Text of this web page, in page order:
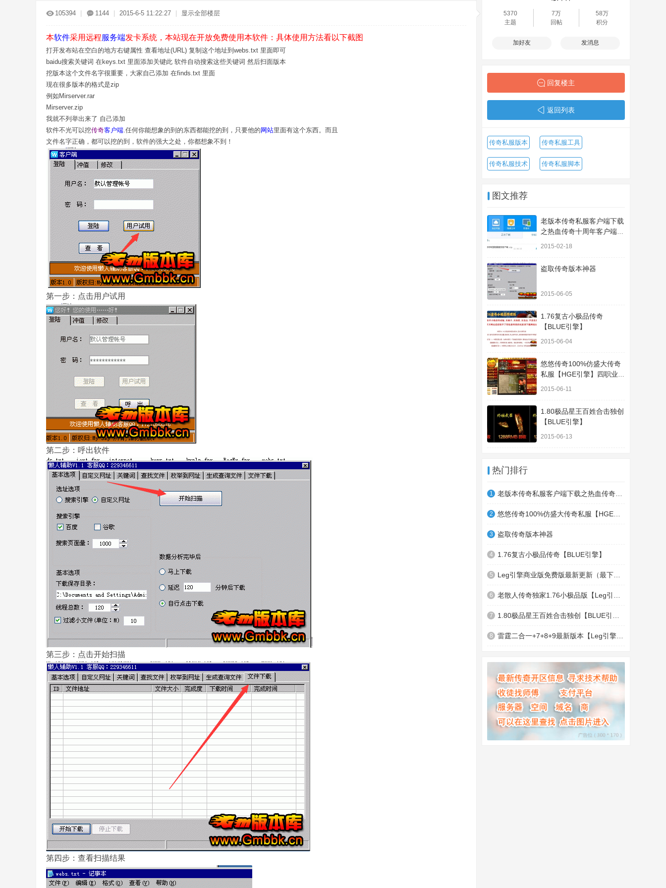
105394
1144 2015-6-5 11:22:27 显示全部楼层
本软件采用远程服务端发卡系统，本站现在开放免费使用本软件：具体使用方法看以下截图
打开发布站在空白的地方右键属性 查看地址(URL) 复制这个地址到webs.txt 里面即可
baidu搜索关键词 在keys.txt 里面添加关键此 软件自动搜索这些关键词 然后扫面版本
挖版本这个文件名字很重要，大家自己添加 在finds.txt 里面
现在很多版本的格式是zip
例如Mirserver.rar
Mirserver.zip
我就不列举出来了 自己添加
软件不光可以挖传奇客户端.任何你能想象的到的东西都能挖的到，只要他的 网站里面有这个东西。而且
文件名字正确，都可以挖的到，软件的强大之处，你都想象不到！
第一步：点击用户试用
第二步：呼出软件
第三步：点击开始扫描
第四步：查看扫描结果
5370
主题
7万
回帖
58万
积分
加好友 发消息
回复楼主
返回列表
传奇私服版本 传奇私服工具
传奇私服技术 传奇私服脚本
图文推荐
老版本传奇私服客户端下载
之热血传奇十周年客户端下
2015-02-18
盗取传奇版本神器
2015-06-05
1.76复古小极品传奇
【BLUE引擎】
2015-06-04
悠悠传奇100%仿盛大传奇
私服【HGE引擎】四职业疯
2015-06-11
1.80极品星王百姓合击独创
【BLUE引擎】
2015-06-13
热门排行
1
2
3 盗取传奇版本神器
4 1.76复古小极品传奇【BLUE引擎】
5
6
7
8